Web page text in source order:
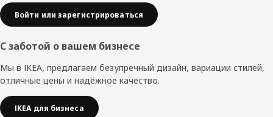
Войти или зарегистрироваться
С заботой о вашем бизнесе
Мы в IKEA, предлагаем безупречный дизайн, вариации стилей,
отличные цены и надёжное качество.
IKEA для бизнеса